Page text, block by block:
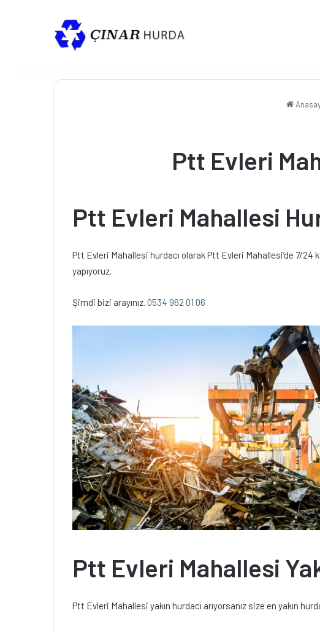
Ptt Evleri
Ptt Evleri Mahallesi
Ptt Evleri Mahallesi hurdacı olarak Ptt Evleri Mahallesi’de 7/
yapıyoruz.
Şimdi bizi arayınız. 0534 962 01 06
Ptt Evleri Mahallesi
Ptt Evleri Mahallesi yakın hurdacı arıyorsanız size en yakın